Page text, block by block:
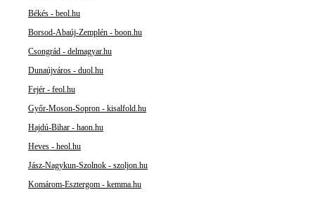
Békés - beol.hu
Borsod-Abaúj-Zemplén - boon.hu
Csongrád - delmagyar.hu
Dunaújváros - duol.hu
Fejér - feol.hu
Győr-Moson-Sopron - kisalfold.hu
Hajdú-Bihar - haon.hu
Heves - heol.hu
Jász-Nagykun-Szolnok - szoljon.hu
Komárom-Esztergom - kemma.hu